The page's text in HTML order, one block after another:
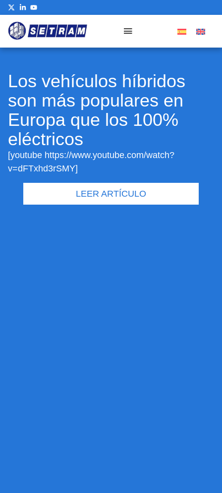
Los vehículos híbridos
son más populares en
Europa que los 100%
eléctricos
[youtube https://www.youtube.com/watch?
v=dFTxhd3rSMY]
LEER ARTÍCULO